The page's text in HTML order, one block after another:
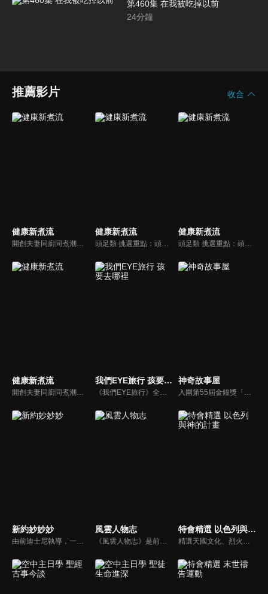
第460集 在我被吃掉以前
24分鐘
推薦影片 收合
健康新煮流 健康新煮流
頭足類 挑選重點：頭足類利用清洗時去除內臟可以降低膽固醇的攝取。挑選雙眼清澈明亮，眼球稍微凸出，肉質結實有彈性為佳。身體具透明感，觸腕或是吸盤一碰到活體就會吸附住便是新鮮的。
健康新煮流
頭足類 挑選重點：頭足類利用清洗時去除內臟可以降低膽固醇的攝取。挑選雙眼清澈明亮，眼球稍微凸出，肉質結實有彈性為佳。身體具透明感，觸腕或是吸盤一碰到活體就會吸附住便是新鮮的。
健康新煮流
開創夫妻同廚同煮潮流的KC夫婦，繼《健康醫食代》後，走出攝影棚，帶大家全台走透透，發掘上帝賞賜的美味食材，內容融合新加坡南洋風和客家純樸味，加上台灣獨特的閩南風情，互相激盪交織出的火花，打造出獨一無二的美食節目。
我們EYE旅行 孩要去哪裡
《我們EYE旅行》全新單元「孩要去哪裡」除了介紹適合親子同遊的景點外，並結合社會關懷，強調家庭的溫暖與愛的感動，期盼透過旅遊為弱勢孩童創造美好回憶，一圓他們的夢想。
神奇故事屋
入圍第55屆金鐘獎「兒童少年節目獎」，神奇故事屋將書內場景帶到戶外，帶領孩子認識台灣人文歷史、農作特產及在地文化。
新約妙妙妙
由前迪士尼執導，一部傳述耶穌生平與門徒故事的動畫系列影片。故事背景均在兩千年前，雖然年代久遠，但是人類對生命的詮釋與內在真正的基本需求，卻始終未曾改變。人物性格、劇情、遭遇等情境雖然與今日景況相異，但是故事背後同樣都有一個亙古不移的共同主題－愛，以及關於愛的圓滿落實。
風雲人物志
《風雲人物志》是前迪士尼導演執導的名人故事系列，讓孩子從世界名人身上學會堅持夢想、永不放棄。透過每一集完整介紹，不但可以幫助小朋友看見這些名人在各領域如何奉獻一生、造福人群，還能激勵他們效法美好的品德，進一步啟發他們對傳記文學的閱讀興趣。
特會精選 以色列與神的計畫
精選天國文化、烈火特會、超自然大能與使徒性教會等特會，幫助我們更加明白神的心意，好讓我們的生命能走在神的道路上進入命定。